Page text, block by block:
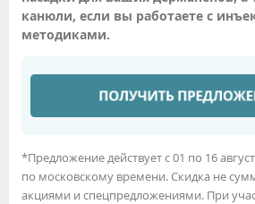
канюли, если вы работаете с
методиками.
*Предложение действует с 01 по 16
по московскому времени. Скидка не
акциями и спецпредложениями. При